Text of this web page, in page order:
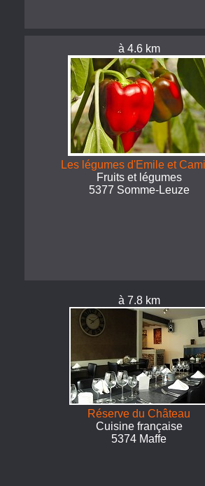
à 4.6 km
Les légumes d'Emile et
Fruits et légumes
5377 Somme-Leuze
à 7.8 km
Réserve du Château
Cuisine française
5374 Maffe